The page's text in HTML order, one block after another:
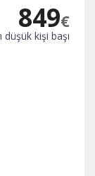
849€
düşük kişi başı